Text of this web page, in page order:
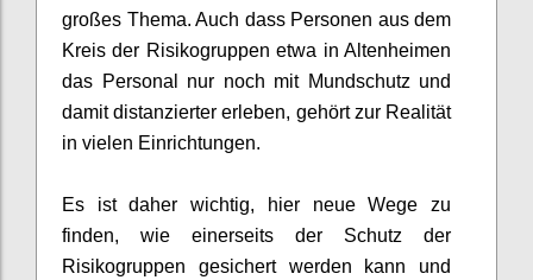
großes Thema. Auch dass Personen aus dem
Kreis der Risikogruppen etwa in Altenheimen
das Personal
nur noch mit Mundschutz und
damitdistanzierter erleben, gehört zurRealität
in vielen Einrichtungen.
Es istdaherwichtig, hier neue Wege zu
finden, wie einerseits der Schutz der
Risikogruppen gesichert werden kann und